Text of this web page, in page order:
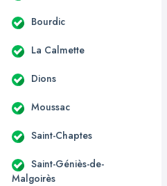
Bourdic
La Calmette
Dions
Moussac
Saint-Chaptes
Saint-Géniès-de-
Malgoirès